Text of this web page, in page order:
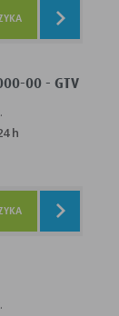
00 - GTV
h